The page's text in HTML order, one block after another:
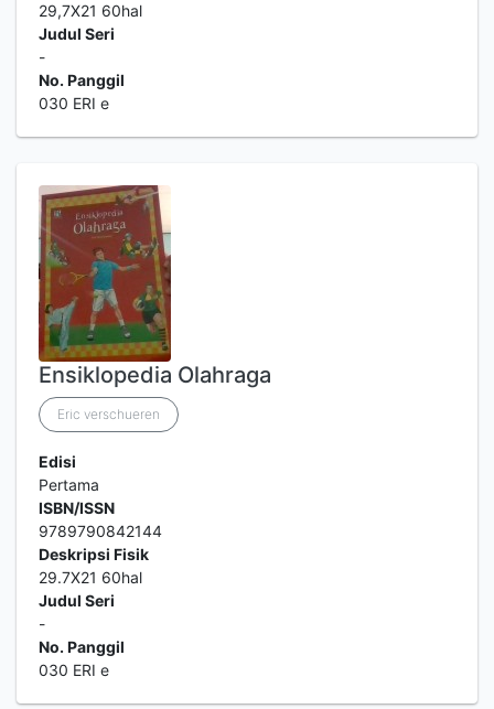
29,7X21 60hal
Judul Seri
-
No. Panggil
030 ERI e
Ensiklopedia Olahraga
Eric verschueren
Edisi
Pertama
ISBN/ISSN
9789790842144
Deskripsi Fisik
29.7X21 60hal
Judul Seri
-
No. Panggil
030 ERI e